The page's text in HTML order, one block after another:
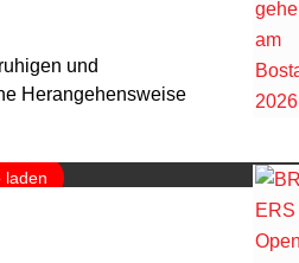
und
Herangehensweise
Datenschutzerklärung von YouTube.
laden